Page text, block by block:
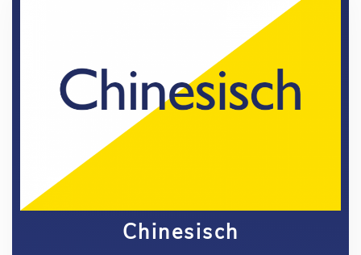
Chinesisch